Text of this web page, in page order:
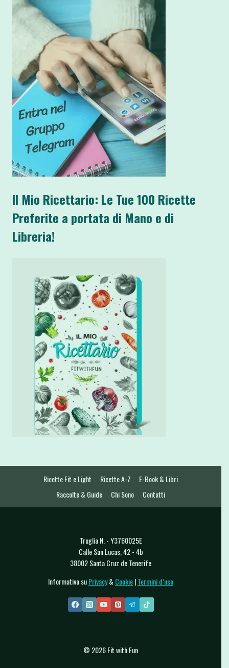
Il Mio Ricettario: Le Tue 100 Ricette
Preferite a portata di Mano e di
Libreria!
Ricette Fit e Light Ricette A-Z
E-Book & Libri
Raccolte & Guide
Chi Sono Contatti
Truglia N. - Y3760025E
Calle San Lucas, 42 - 4b
38002 Santa Cruz de Tenerife
Informativa suPrivacy& Cookie|Termini d’uso
© 2026 Fit with Fun